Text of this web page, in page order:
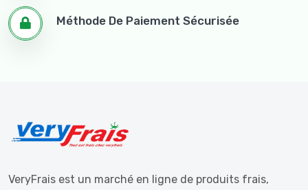
Méthode De Paiement Sécurisée
VeryFrais est un marché en ligne de produits frais,